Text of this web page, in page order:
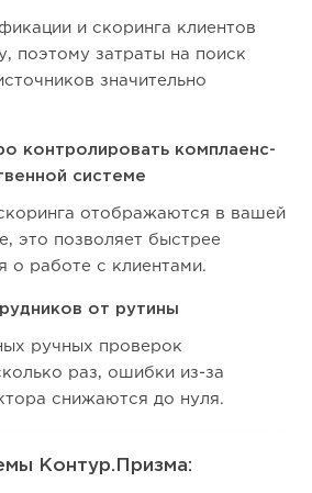
и скоринга клиентов
поэтому затраты на поиск
значительно
контролировать комплаенс-
системе
отображаются в вашей
это позволяет быстрее
о работе с клиентами.
от рутины
ручных проверок
раз, ошибки из-за
снижаются до нуля.
Контур.Призма: